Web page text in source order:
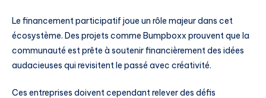
Le financement participatif joue un rôle majeur dans cet
écosystème. Des projets comme Bumpboxx prouvent que la
communauté est prête à soutenir financièrement des idées
audacieuses qui revisitent le passé avec créativité.
Ces entreprises doivent cependant relever des défis